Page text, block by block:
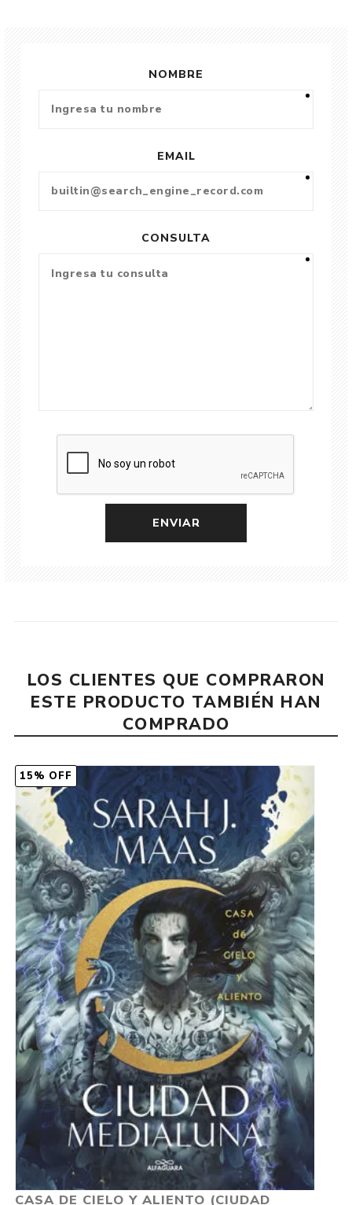
NOMBRE
EMAIL
CONSULTA
LOS CLIENTES QUE COMPRARON
ESTE PRODUCTO TAMBIÉN HAN
COMPRADO
15% OFF
CASA DE CIELO Y ALIENTO (CIUDAD